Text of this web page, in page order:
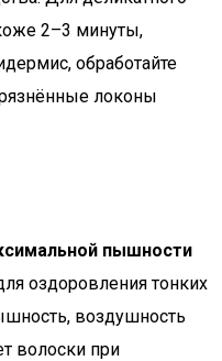
2–3 минуты,
обработайте
локоны
пышности
оздоровления тонких
воздушность
волоски при